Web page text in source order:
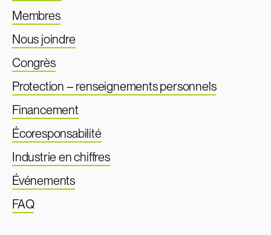
Membres
Nous joindre
Congrès
Protection – renseignements personnels
Financement
Écoresponsabilité
Industrie en chiffres
Événements
FAQ